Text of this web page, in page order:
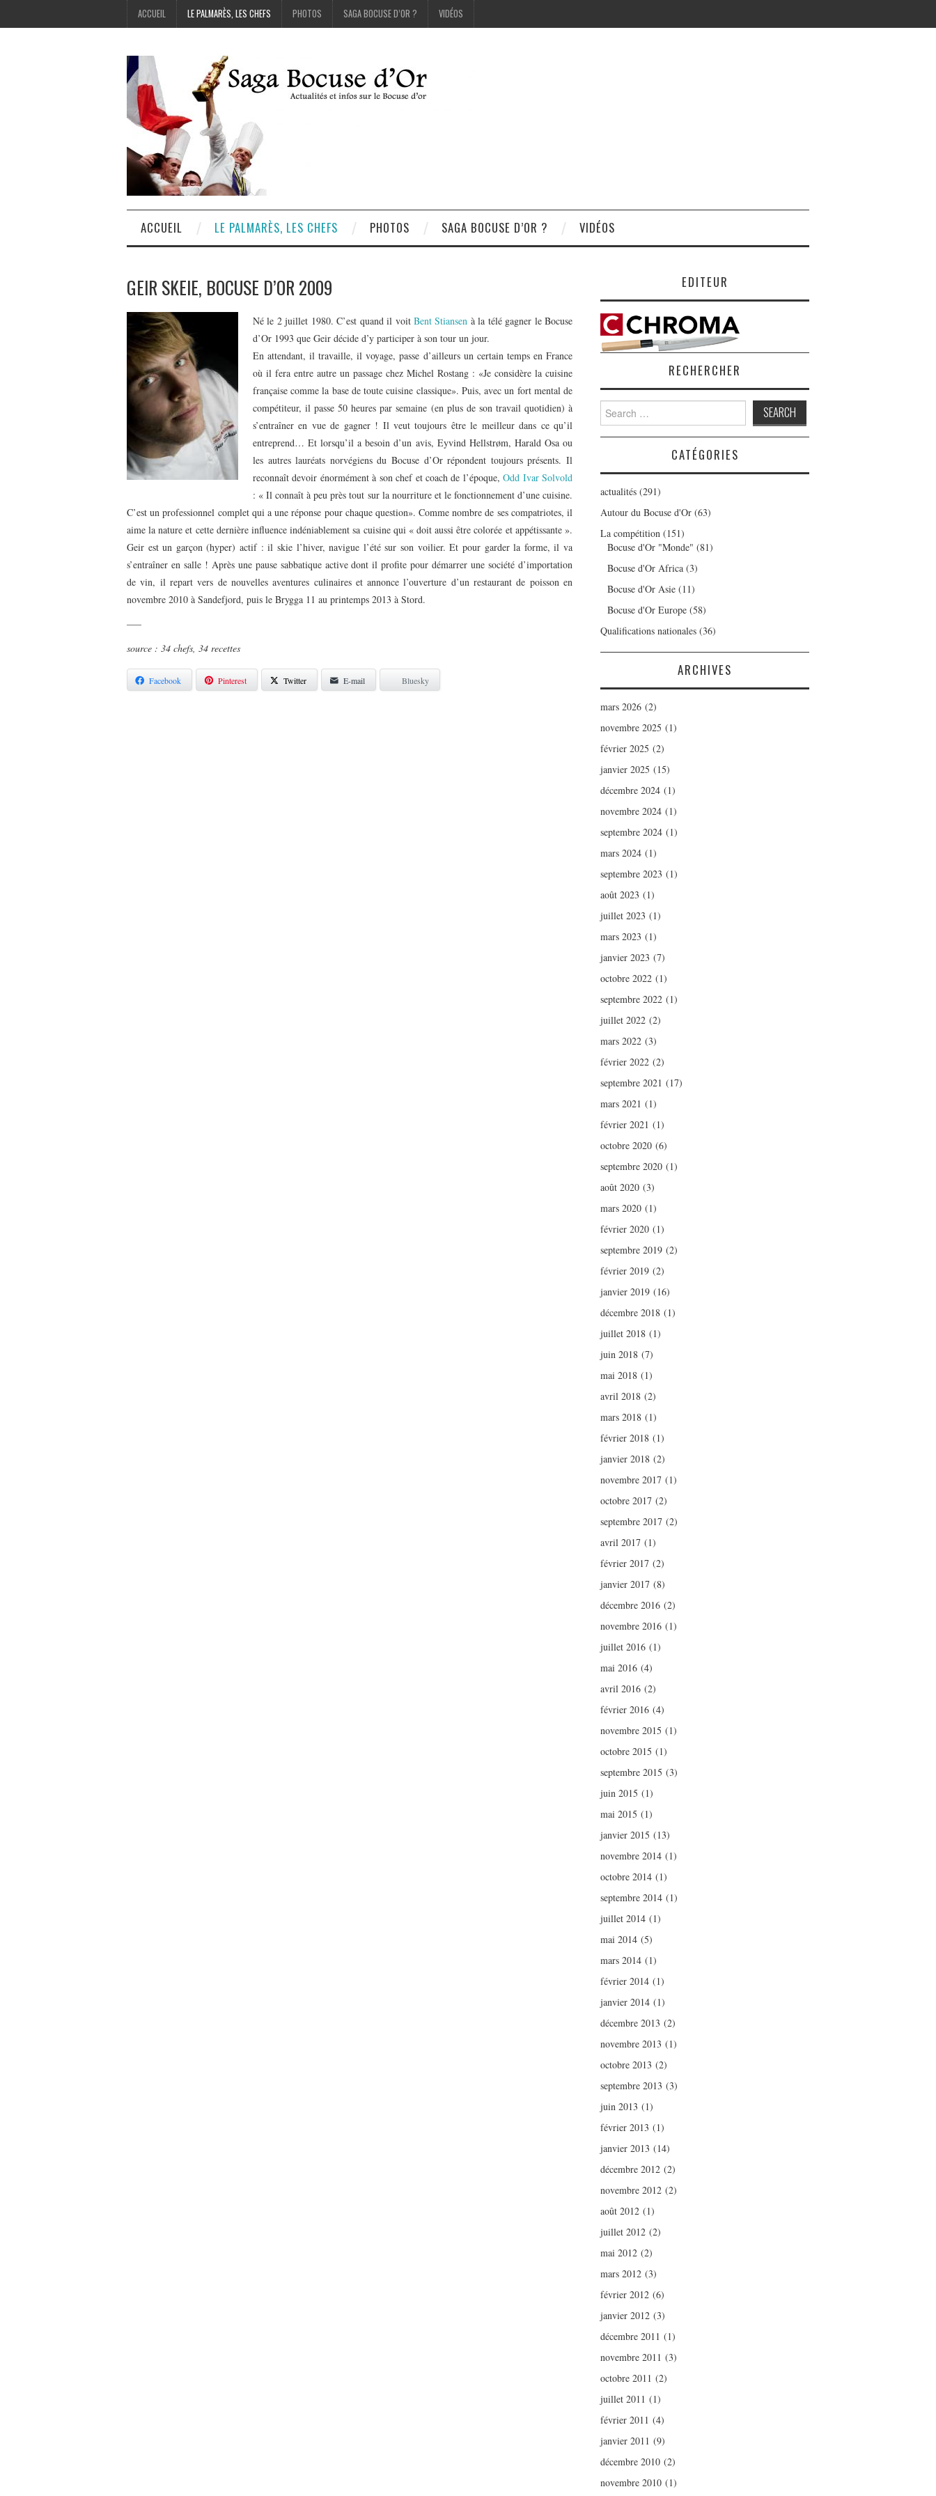
ACCUEIL LE PALMARÈS, LES CHEFS PHOTOS SAGA BOCUSE D’OR ? VIDÉOS
ACCUEIL LE PALMARÈS, LES CHEFS PHOTOS SAGA BOCUSE D’OR ? VIDÉOS
GEIR SKEIE, BOCUSE D’OR 2009
Né le 2 juillet 1980. C’est quand il voit Bent Stiansen à la télé gagner le Bocuse
d’Or 1993 que Geir décide d’y participer à son tour un jour.
En attendant, il travaille, il voyage, passe d’ailleurs un certain temps en France
où il fera entre autre un passage chez Michel Rostang : «Je considère la cuisine
française comme la base de toute cuisine classique». Puis, avec un fort mental de
compétiteur, il passe 50 heures par semaine (en plus de son travail quotidien) à
s’entraîner en vue de gagner ! Il veut toujours être le meilleur dans ce qu’il
entreprend… Et lorsqu’il a besoin d’un avis, Eyvind Hellstrøm, Harald Osa ou
les autres lauréats norvégiens du Bocuse d’Or répondent toujours présents. Il
reconnaît devoir énormément à son chef et coach de l’époque,Odd Ivar Solvold
: « Il connaît à peu près tout sur la nourriture et le fonctionnement d’une cuisine.
C’est un professionnel complet qui a une réponse pour chaque question». Comme nombre de ses compatriotes, il
aime la nature et cette dernière influence indéniablement sa cuisine qui « doit aussi être colorée et appétissante ».
Geir est un garçon (hyper) actif : il skie l’hiver, navigue l’été sur son voilier. Et pour garder la forme, il va
s’entraîner en salle ! Après une pause sabbatique active dont il profite pour démarrer une société d’importation
de vin, il repart vers de nouvelles aventures culinaires et annonce l’ouverture d’un restaurant de poisson en
novembre 2010 à Sandefjord, puis le Brygga 11 au printemps 2013 à Stord.
—–
source : 34 chefs, 34 recettes
Facebook Pinterest Twitter E-mail Bluesky
EDITEUR
RECHERCHER
Search
for:
CATÉGORIES
actualités (291)
Autour du Bocuse d'Or (63)
La compétition (151)
Bocuse d'Or "Monde" (81)
Bocuse d'Or Africa (3)
Bocuse d'Or Asie (11)
Bocuse d'Or Europe (58)
Qualifications nationales (36)
ARCHIVES
mars 2026 (2)
novembre 2025 (1)
février 2025 (2)
janvier 2025 (15)
décembre 2024 (1)
novembre 2024 (1)
septembre 2024 (1)
mars 2024 (1)
septembre 2023 (1)
août 2023 (1)
juillet 2023 (1)
mars 2023 (1)
janvier 2023 (7)
octobre 2022 (1)
septembre 2022 (1)
juillet 2022 (2)
mars 2022 (3)
février 2022 (2)
septembre 2021 (17)
mars 2021 (1)
février 2021 (1)
octobre 2020 (6)
septembre 2020 (1)
août 2020 (3)
mars 2020 (1)
février 2020 (1)
septembre 2019 (2)
février 2019 (2)
janvier 2019 (16)
décembre 2018 (1)
juillet 2018 (1)
juin 2018 (7)
mai 2018 (1)
avril 2018 (2)
mars 2018 (1)
février 2018 (1)
janvier 2018 (2)
novembre 2017 (1)
octobre 2017 (2)
septembre 2017 (2)
avril 2017 (1)
février 2017 (2)
janvier 2017 (8)
décembre 2016 (2)
novembre 2016 (1)
juillet 2016 (1)
mai 2016 (4)
avril 2016 (2)
février 2016 (4)
novembre 2015 (1)
octobre 2015 (1)
septembre 2015 (3)
juin 2015 (1)
mai 2015 (1)
janvier 2015 (13)
novembre 2014 (1)
octobre 2014 (1)
septembre 2014 (1)
juillet 2014 (1)
mai 2014 (5)
mars 2014 (1)
février 2014 (1)
janvier 2014 (1)
décembre 2013 (2)
novembre 2013 (1)
octobre 2013 (2)
septembre 2013 (3)
juin 2013 (1)
février 2013 (1)
janvier 2013 (14)
décembre 2012 (2)
novembre 2012 (2)
août 2012 (1)
juillet 2012 (2)
mai 2012 (2)
mars 2012 (3)
février 2012 (6)
janvier 2012 (3)
décembre 2011 (1)
novembre 2011 (3)
octobre 2011 (2)
juillet 2011 (1)
février 2011 (4)
janvier 2011 (9)
décembre 2010 (2)
novembre 2010 (1)